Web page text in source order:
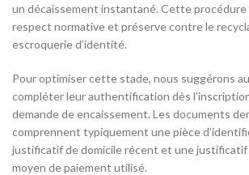
un décaissement instantané. Cette
respect normative et préserve contre le
escroquerie d’identité.
Pour optimiser cette stade, nous suggérons
compléter leur authentification dès
demande de encaissement. Les documents
comprennent typiquement une pièce
justificatif de domicile récent et une
moyen de paiement utilisé.